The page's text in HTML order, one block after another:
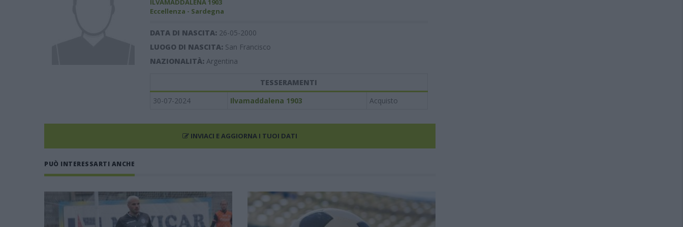
ILVAMADDALENA 1903
Eccellenza - Sardegna
DATA DI NASCITA: 26-05-2000
LUOGO DI NASCITA: San Francisco
NAZIONALITÀ: Argentina
TESSERAMENTI
30-07-2024
Ilvamaddalena 1903 Acquisto
INVIACI E AGGIORNA I TUOI DATI
PUÒ INTERESSARTI ANCHE